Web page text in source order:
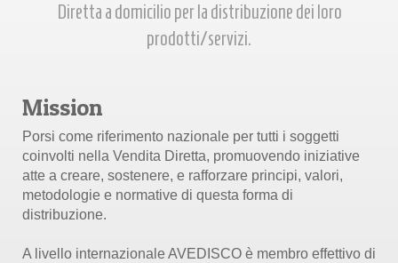
Diretta a domicilio per la distribuzione dei loro
prodotti/servizi.
Mission
Porsi come riferimento nazionale per tutti i soggetti
coinvolti nella Vendita Diretta, promuovendo iniziative
atte a creare, sostenere, e rafforzare principi, valori,
metodologie e normative di questa forma di
distribuzione.
A livello internazionale AVEDISCO è membro effettivo di